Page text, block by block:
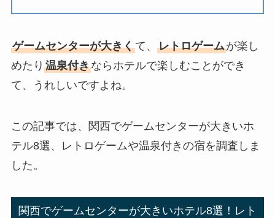
ゲームセンターが大きくて、 レトロゲームが楽し
めたり 温泉付きならホテルで楽しむことができ
て、うれしいですよね。
この記事では、関西でゲームセンターが大きいホ
テル8選、レトロゲームや温泉付きの宿を調査しま
した。
関西でゲームセンターが大きいホテル8選！レト